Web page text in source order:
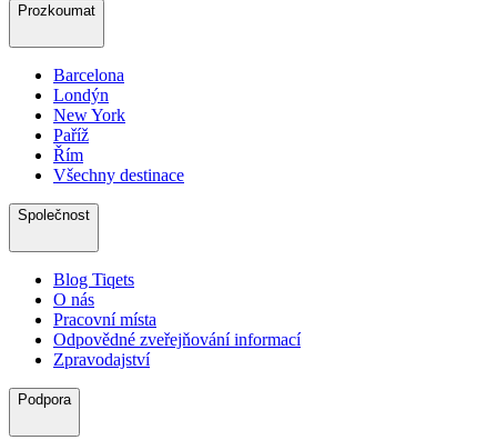
Prozkoumat
Barcelona
Londýn
New York
Paříž
Řím
Všechny destinace
Společnost
Blog Tiqets
O nás
Pracovní místa
Odpovědné zveřejňování informací
Zpravodajství
Podpora